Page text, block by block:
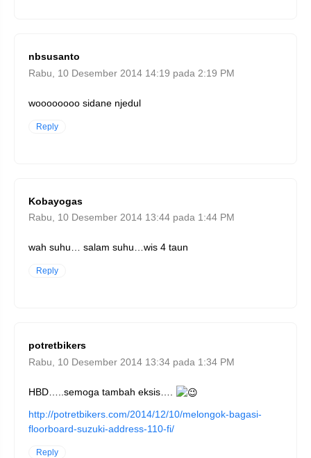
nbsusanto
Rabu, 10 Desember 2014 14:19 pada 2:19 PM
woooooooo sidane njedul
Reply
Kobayogas
Rabu, 10 Desember 2014 13:44 pada 1:44 PM
wah suhu… salam suhu…wis 4 taun
Reply
potretbikers
Rabu, 10 Desember 2014 13:34 pada 1:34 PM
HBD…..semoga tambah eksis….
http://potretbikers.com/2014/12/10/melongok-bagasi-
floorboard-suzuki-address-110-fi/
Reply